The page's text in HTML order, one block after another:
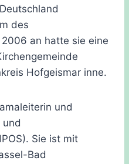
des
an hatte sie eine
Hofgeismar inne.
und
und
Sie ist mit
Bad